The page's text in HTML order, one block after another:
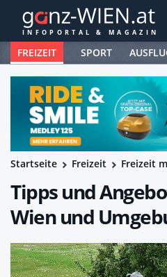
FREIZEIT SPORT
Startseite Freizeit Freizeit
Tipps und
Wien und